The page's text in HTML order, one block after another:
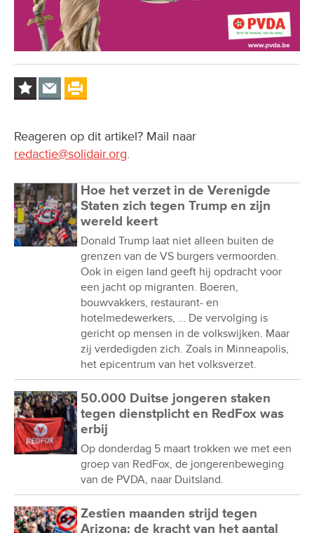
Reageren op dit artikel? Mail naar
redactie@solidair.org.
Hoe het verzet in de Verenigde
Staten zich tegen Trump en zijn
wereld keert
Donald Trump laat niet alleen buiten de
grenzen van de VS burgers vermoorden.
Ook in eigen land geeft hij opdracht voor
een jacht op migranten. Boeren,
bouwvakkers, restaurant- en
hotelmedewerkers, … De vervolging is
gericht op mensen in de volkswijken. Maar
zij verdedigden zich. Zoals in Minneapolis,
het epicentrum van het volksverzet.
50.000 Duitse jongeren staken
tegen dienstplicht en RedFox was
erbij
Op donderdag 5 maart trokken we met een
groep van RedFox, de jongerenbeweging
van de PVDA, naar Duitsland.
Zestien maanden strijd tegen
Arizona: de kracht van het aantal